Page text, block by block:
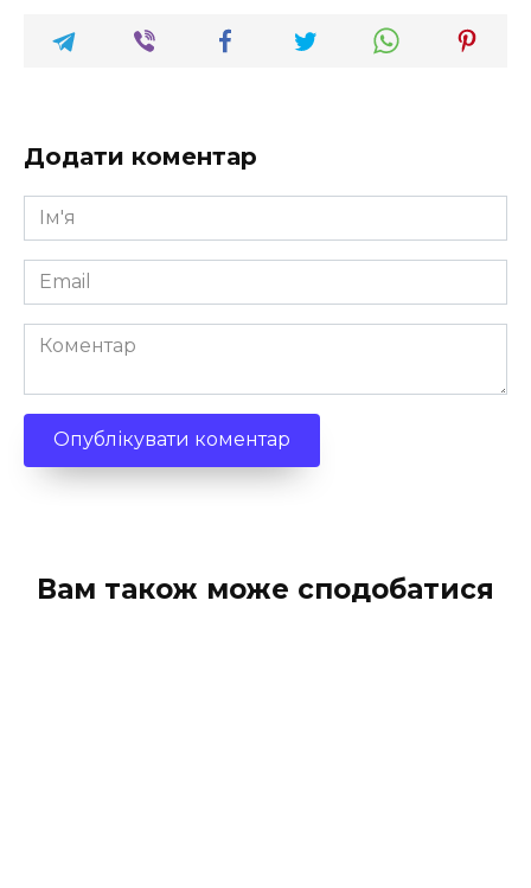
Додати коментар
Ім'я
*
Email
*
Коментар
Вам також може сподобатися